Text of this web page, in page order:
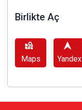
Birlikte Aç
Maps Yandex